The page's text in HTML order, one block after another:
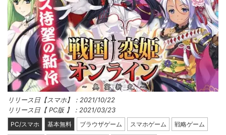
リリース日【スマホ】：2021/10/22
リリース日【 PC版 】：2021/03/23
PC/スマホ 基本無料 ブラウザゲーム スマホゲーム 戦略ゲーム